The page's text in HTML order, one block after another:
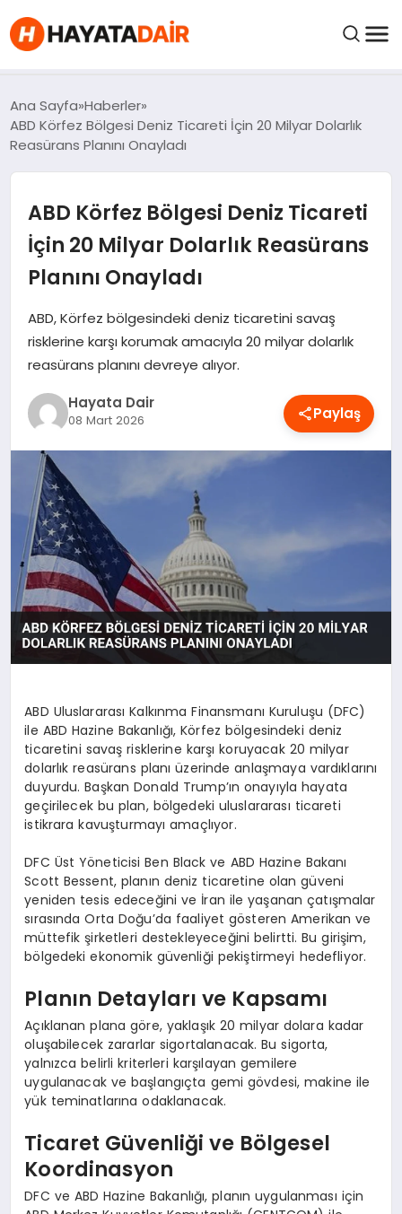
FIYATLAR
HABERLER
İNCELEMELER
KRIPTO PARALAR
KIMDIR?
NEDIR?
OYUN
RÜYA TABIRLERI
SAĞLIK
TEKNOLOJI
Ana Sayfa Haberler
ABD Körfez Bölgesi Deniz Ticareti İçin 20 Milyar Dolarlık
Reasürans Planını Onayladı
ABD Körfez Bölgesi Deniz Ticareti
İçin 20 Milyar Dolarlık Reasürans
Planını Onayladı
ABD, Körfez bölgesindeki deniz ticaretini savaş
risklerine karşı korumak amacıyla 20 milyar dolarlık
reasürans planını devreye alıyor.
Hayata Dair
08 Mart 2026 Paylaş
ABD Uluslararası Kalkınma Finansmanı Kuruluşu (DFC)
ile ABD Hazine Bakanlığı, Körfez bölgesindeki deniz
ticaretini savaş risklerine karşı koruyacak 20 milyar
dolarlık reasürans planı üzerinde anlaşmaya vardıklarını
duyurdu. Başkan Donald Trump’ın onayıyla hayata
geçirilecek bu plan, bölgedeki uluslararası ticareti
istikrara kavuşturmayı amaçlıyor.
DFC Üst Yöneticisi Ben Black ve ABD Hazine Bakanı
Scott Bessent, planın deniz ticaretine olan güveni
yeniden tesis edeceğini ve İran ile yaşanan çatışmalar
sırasında Orta Doğu’da faaliyet gösteren Amerikan ve
müttefik şirketleri destekleyeceğini belirtti. Bu girişim,
bölgedeki ekonomik güvenliği pekiştirmeyi hedefliyor.
Planın Detayları ve Kapsamı
Açıklanan plana göre, yaklaşık 20 milyar dolara kadar
oluşabilecek zararlar sigortalanacak. Bu sigorta,
yalnızca belirli kriterleri karşılayan gemilere
uygulanacak ve başlangıçta gemi gövdesi, makine ile
yük teminatlarına odaklanacak.
Ticaret Güvenliği ve Bölgesel
Koordinasyon
DFC ve ABD Hazine Bakanlığı, planın uygulanması için